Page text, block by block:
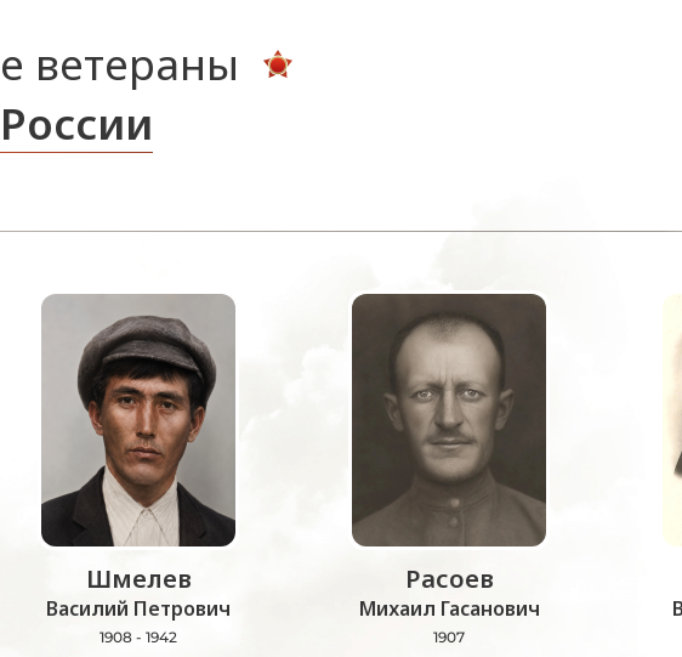
ветераны
Шмелев
Василий Петрович
1908 - 1942
Расоев
Михаил Гасанович
1907